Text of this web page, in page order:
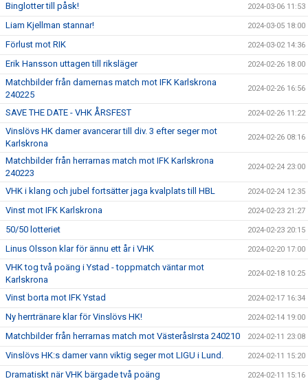
Binglotter till påsk! 2024-03-06 11:53
Liam Kjellman stannar! 2024-03-05 18:00
Förlust mot RIK 2024-03-02 14:36
Erik Hansson uttagen till riksläger 2024-02-26 18:00
Matchbilder från damernas match mot IFK Karlskrona
240225
2024-02-26 16:56
SAVE THE DATE - VHK ÅRSFEST 2024-02-26 11:22
Vinslövs HK damer avancerar till div. 3 efter seger mot
Karlskrona
2024-02-26 08:16
Matchbilder från herrarnas match mot IFK Karlskrona
240223
2024-02-24 23:00
VHK i klang och jubel fortsätter jaga kvalplats till HBL 2024-02-24 12:35
Vinst mot IFK Karlskrona 2024-02-23 21:27
50/50 lotteriet 2024-02-23 20:15
Linus Olsson klar för ännu ett år i VHK 2024-02-20 17:00
VHK tog två poäng i Ystad - toppmatch väntar mot
Karlskrona
2024-02-18 10:25
Vinst borta mot IFK Ystad 2024-02-17 16:34
Ny herrtränare klar för Vinslövs HK! 2024-02-14 19:00
Matchbilder från herrarnas match mot VästeråsIrsta 240210 2024-02-11 23:08
Vinslövs HK:s damer vann viktig seger mot LIGU i Lund. 2024-02-11 15:20
Dramatiskt när VHK bärgade två poäng 2024-02-11 15:16